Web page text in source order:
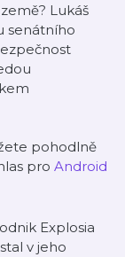
Lukáš
senátního
pohodlně
pro Android
Explosia
v jeho